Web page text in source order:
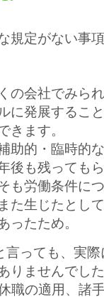
規定がない事
の会社でみら
に発展するこ
きます。
助的・臨時的
後も残っても
も労働条件に
た生じたとし
ったため。
言っても、実
りませんでし
職の適用、諸